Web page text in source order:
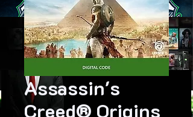
Assassin's
Creed® Origins